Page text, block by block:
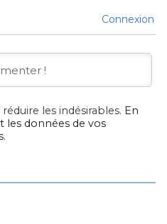
Connexion
les indésirables. En
les données de vos
.